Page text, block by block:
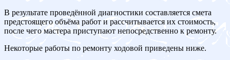
В результате проведённой диагностики составляется смета
предстоящего объёма работ и рассчитывается их стоимость,
после чего мастера приступают непосредственно к ремонту.
Некоторые работы по ремонту ходовой приведены ниже.